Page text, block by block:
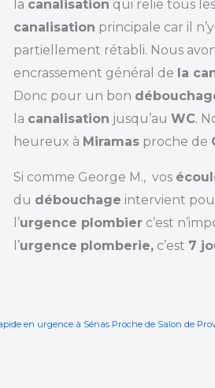
la canalisation qui relie tous
canalisation principale car il
partiellement rétabli. Nous
encrassement général de la
Donc pour un bon
la canalisation jusqu’au WC.
heureux à Miramasproche de
Si comme George M., vos
du débouchage intervient
l’urgence plombierc’est
l’urgence plomberie,c’est 7